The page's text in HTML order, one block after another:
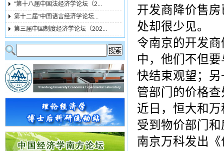
“第十八届中国法经济学论坛（2...
第十二届“中国语言经济学论坛...
第三届中国制度经济学论坛（202...
开发商降价售
处却很少见。
令南京的开发
中，他们不但
快结束观望；
管部门的价格查
近日，恒大和
受到物价部门
南京万科发出